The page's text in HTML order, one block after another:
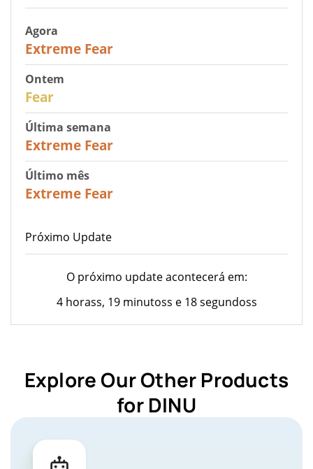
Agora
Extreme Fear
Ontem
Fear
Última semana
Extreme Fear
Último mês
Extreme Fear
Próximo Update
O próximo update acontecerá em:
4 horass, 19 minutoss e 18 segundoss
Explore Our Other Products
for DINU